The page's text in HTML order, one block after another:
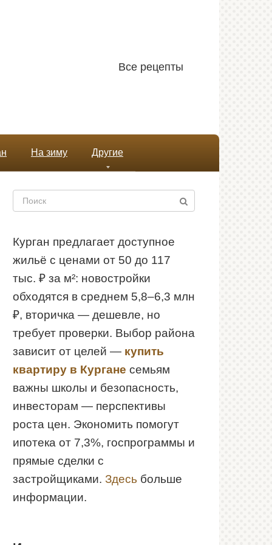
Все рецепты
На зиму Другие
Поиск:
Курган предлагает доступное
жильё с ценами от 50 до 117
тыс. ₽ за м²: новостройки
обходятся в среднем 5,8–6,3 млн
₽, вторичка — дешевле, но
требует проверки. Выбор района
зависит от целей — купить
квартиру в Кургане семьям
важны школы и безопасность,
инвесторам — перспективы
роста цен. Экономить помогут
ипотека от 7,3%, госпрограммы и
прямые сделки с
застройщиками. Здесь больше
информации.